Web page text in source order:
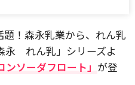
！森永乳業から、れん乳
永 れん乳」シリーズよ
ンソーダフロート」 が登